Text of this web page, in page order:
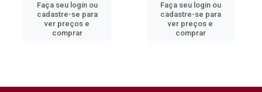
Faça seu login ou
cadastre-se para
ver preços e
comprar
Faça seu login ou
cadastre-se para
ver preços e
comprar